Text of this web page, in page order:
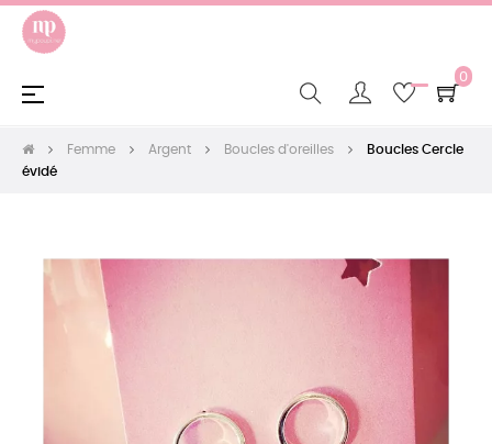
0
Basculer
☰
Femme Argent Boucles d'oreilles
Boucles Cercle
évidé